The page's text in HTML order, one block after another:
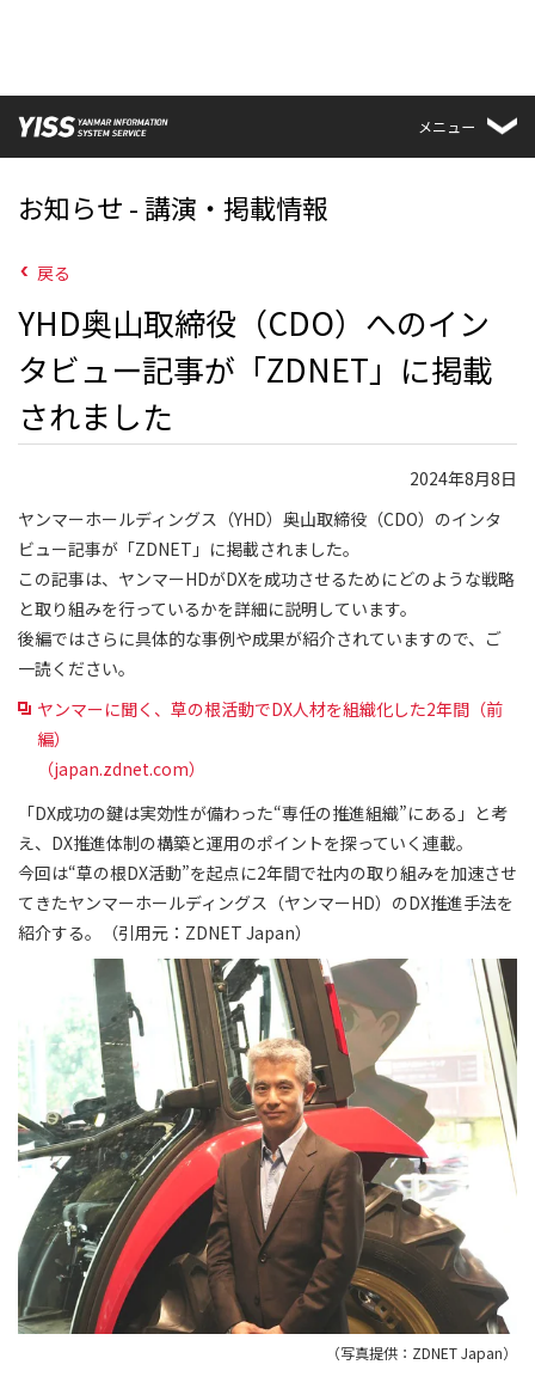
メニュー
お知らせ - 講演・掲載情報
戻る
YHD奥山取締役（CDO）へのイン
タビュー記事が「ZDNET」に掲載
されました
2024年8月8日
ヤンマーホールディングス（YHD）奥山取締役（CDO）のインタ
ビュー記事が「ZDNET」に掲載されました。
この記事は、ヤンマーHDがDXを成功させるためにどのような戦略
と取り組みを行っているかを詳細に説明しています。
後編ではさらに具体的な事例や成果が紹介されていますので、ご
一読ください。
ヤンマーに聞く、草の根活動でDX人材を組織化した2年間（前
編）
（japan.zdnet.com）
「DX成功の鍵は実効性が備わった“専任の推進組織”にある」と考
え、DX推進体制の構築と運用のポイントを探っていく連載。
今回は“草の根DX活動”を起点に2年間で社内の取り組みを加速させ
てきたヤンマーホールディングス（ヤンマーHD）のDX推進手法を
紹介する。（引用元：ZDNET Japan）
（写真提供：ZDNET Japan）